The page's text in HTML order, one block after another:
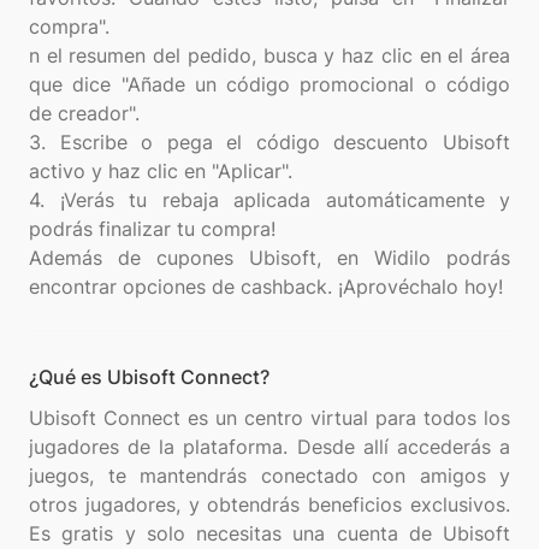
compra".
n el resumen del pedido, busca y haz clic en el área
que dice "Añade un código promocional o código
de creador".
3. Escribe o pega el código descuento Ubisoft
activo y haz clic en "Aplicar".
4. ¡Verás tu rebaja aplicada automáticamente y
podrás finalizar tu compra!
Además de cupones Ubisoft, en Widilo podrás
¿Qué es Ubisoft Connect?
Ubisoft Connect es un centro virtual para todos los
jugadores de la plataforma. Desde allí accederás a
juegos, te mantendrás conectado con amigos y
otros jugadores, y obtendrás beneficios exclusivos.
Es gratis y solo necesitas una cuenta de Ubisoft